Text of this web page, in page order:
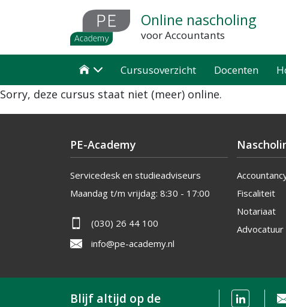
gaan
Online nascholing
voor Accountants
 Cursusoverzicht Docenten
Sorry, deze cursus staat niet (meer) online.
PE-Academy
Servicedesk en studieadviseurs
Maandag t/m vrijdag: 8:30 - 17:00
(030) 26 44 100
info@pe-academy.nl
Fiscaliteit
Notariaat
Advocatuur
Blijf altijd op de